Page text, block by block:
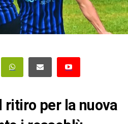
ritiro per la nuova